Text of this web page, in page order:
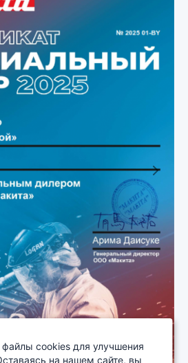
Next
cookies для улучшения
на нашем сайте, вы